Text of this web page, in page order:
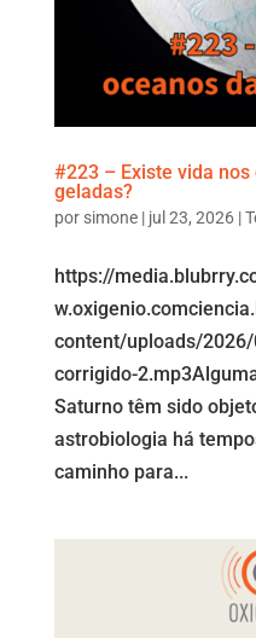
#223 – Existe vida
geladas?
por simone| jul 23, 2026|
https://
content/uploads/
corrigido-
Saturno têm sido
astrobiologia há
caminho para...